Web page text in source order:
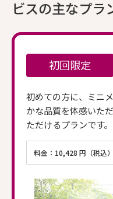
ビスの主なプラ
初回限定
初めての方に、ミニ
かな品質を体感いた
ただけるプランです。
料金：10,428 円（税込）